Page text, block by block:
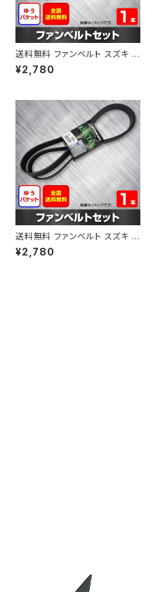
送料無料 ファンベルト スズキ ス
ペーシア 型式MK32S H25.03
～H30.02 （国内トップメーカ
¥2,780
送料無料 ファンベルト スズキ ワ
ゴンR 型式MH34S H24.09～
H29.02 （国内トップメーカー）
¥2,780